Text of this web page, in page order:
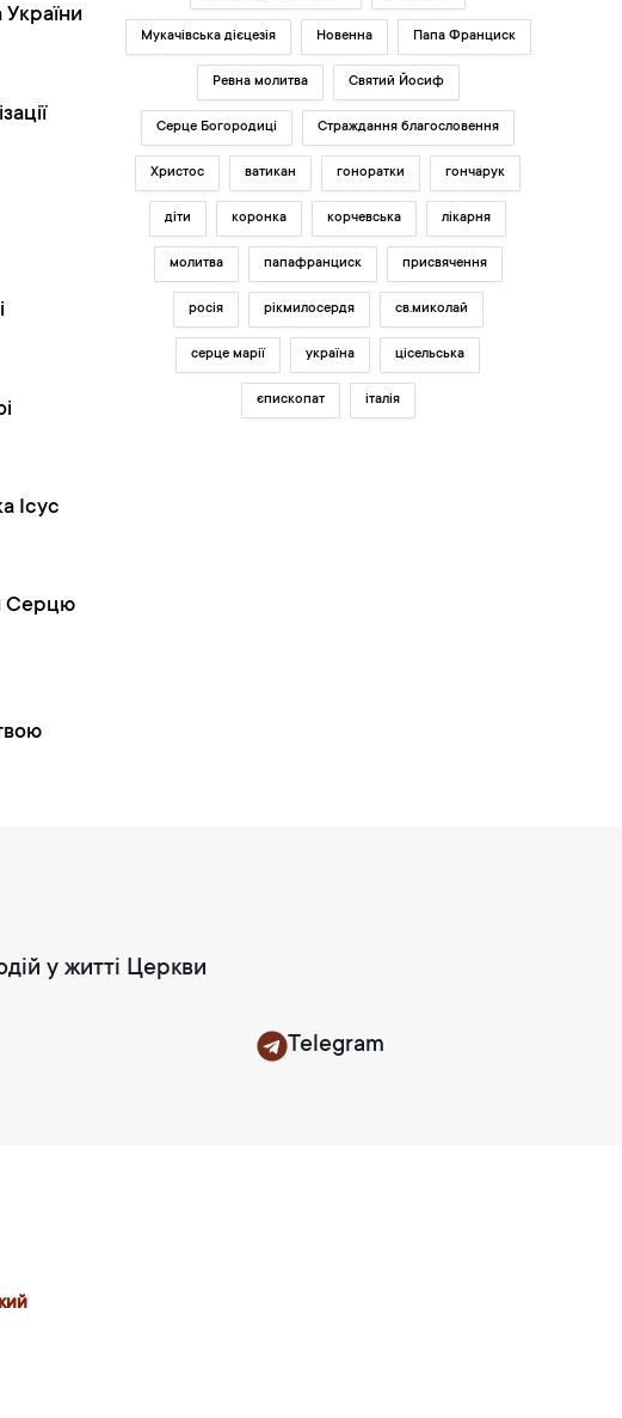
України
Ісус
Серцю
Мукачівська дієцезія Новенна Папа Франциск
Ревна молитва Святий Йосиф
Серце Богородиці Страждання благословення
Христос ватикан гоноратки гончарук
діти коронка корчевська лікарня
молитва папафранциск присвячення
росія рікмилосердя св.миколай
серце марії україна цісельська
єпископат італія
у житті Церкви
Telegram